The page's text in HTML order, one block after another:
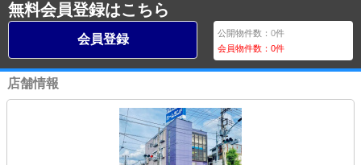
無料会員登録はこちら
会員登録 公開物件数：0件
会員物件数：0件
店舗情報